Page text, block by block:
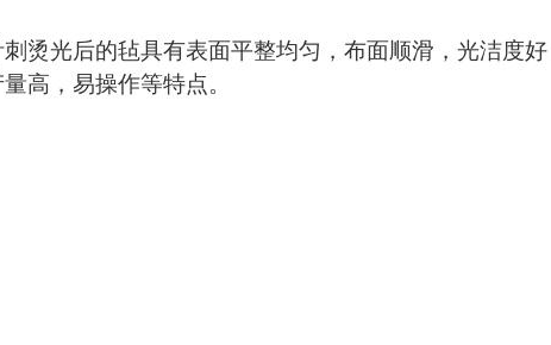
烫光后的毡具有表面平整均匀，布面顺滑，光洁度
高，易操作等特点。